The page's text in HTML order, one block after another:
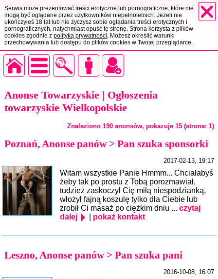
Serwis może prezentować treści erotyczne lub pornograficzne, które nie
mogą być oglądane przez użytkowników niepełnoletnich. Jeżeli nie
ukończyłeś 18 lat lub nie życzysz sobie oglądania treści erotycznych i
pornograficznych, natychmiast opuść tę stronę. Strona korzysta z plików
cookies zgodnie z polityką prywatności, Możesz określić warunki
przechowywania lub dostępu do plików cookies w Twojej przeglądarce.
Anonse Towarzyskie | Ogłoszenia
towarzyskie Wielkopolskie
Znaleziono 190 anonsów, pokazuje 15 (strona: 1)
Poznań, Anonse panów > Pan szuka sponsorki
2017-02-13, 19:17
Witam wszystkie Panie Hmmm... Chciałabyś
żeby tak po prostu z Tobą porozmawiał,
tudzież zaskoczył Cię miłą niespodzianką,
włożył fajną koszulę tylko dla Ciebie lub
zrobił Ci masaż po ciężkim dniu ... czytaj
dalej
pokaż kontakt
Leszno, Anonse panów > Pan szuka pani
2016-10-08, 16:07